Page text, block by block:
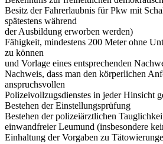
Besitz der Fahrerlaubnis für Pkw mit
spätestens während
der Ausbildung erworben werden)
Fähigkeit, mindestens 200 Meter ohne
zu können
und Vorlage eines entsprechenden
Nachweis, dass man den körperlichen
anspruchsvollen
Polizeivollzugsdienstes in jeder Hinsicht
Bestehen der Einstellungsprüfung
Bestehen der polizeiärztlichen
einwandfreier Leumund (insbesondere
Einhaltung der Vorgaben zu